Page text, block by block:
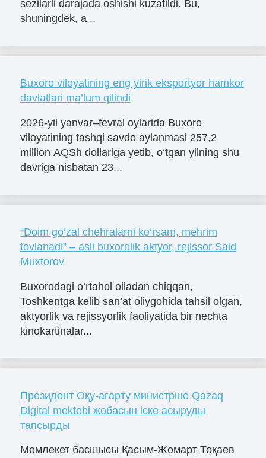
sezilarli darajada oshishi kuzatildi. Bu,
shuningdek, a...
Buxoro viloyatining eng yirik eksportyor hamkor
davlatlari ma’lum qilindi
2026-yil yanvar–fevral oylarida Buxoro
viloyatining tashqi savdo aylanmasi 257,2
million AQSh dollariga yetib, o‘tgan yilning shu
davriga nisbatan 23...
“Doim go‘zal chehralarni ko‘rsam, mehrim
tovlanadi” – asli buxorolik aktyor, rejissor Said
Muxtorov
Buxorodagi o‘rtahol oiladan chiqqan,
Toshkentga kelib san’at oliygohida tahsil olgan,
aktyorlik va rejissyorlik faoliyatida bir nechta
kinokartinalar...
Президент Оқу-ағарту министріне Qazaq
Digital mektebi жобасын іске асыруды
тапсырды
Мемлекет басшысы Қасым-Жомарт Тоқаев